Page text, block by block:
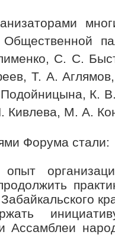
С. С.
Т. А.
К.
Кивлева, М. А.
Форума стали:
Ассамблеи